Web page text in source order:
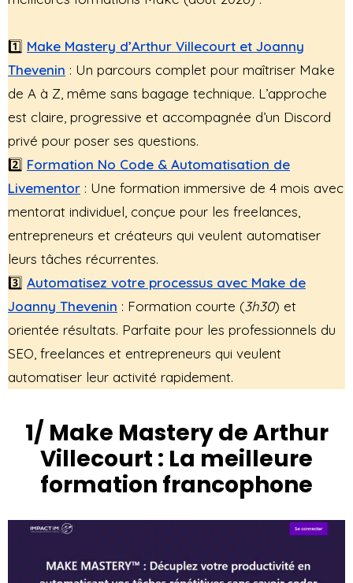
1️⃣ Make Mastery d’Arthur Villecourt et Joanny
Thevenin : Un parcours complet pour maîtriser Make
de A à Z, même sans bagage technique. L’approche
est claire, progressive et accompagnée d’un Discord
privé pour poser ses questions.
2️⃣ Formation No Code & Automatisation de
Livementor : Une formation immersive de 4 mois avec
mentorat individuel, conçue pour les freelances,
entrepreneurs et créateurs qui veulent automatiser
leurs tâches récurrentes.
3️⃣ Automatisez votre processus avec Make de
Joanny Thevenin : Formation courte (3h30) et
orientée résultats. Parfaite pour les professionnels du
SEO, freelances et entrepreneurs qui veulent
automatiser leur activité rapidement.
1/ Make Mastery de Arthur
Villecourt : La meilleure
formation francophone